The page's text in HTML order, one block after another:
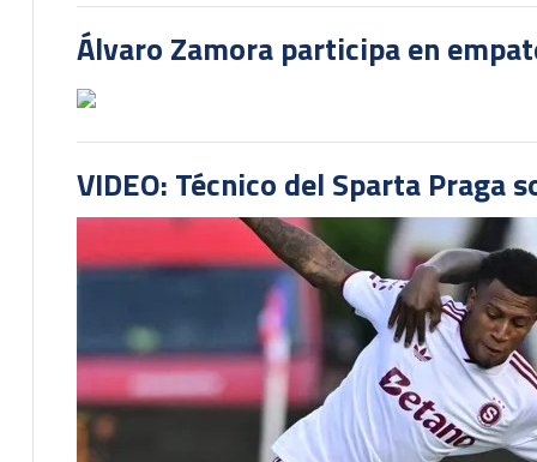
Álvaro Zamora participa en
VIDEO: Técnico del Sparta